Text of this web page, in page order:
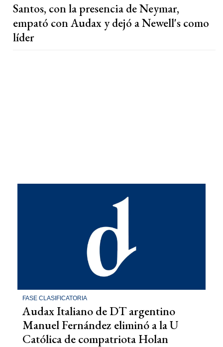
Santos, con la presencia de Neymar,
empató con Audax y dejó a Newell's como
líder
FASE CLASIFICATORIA
Audax Italiano de DT argentino
Manuel Fernández eliminó a la U
Católica de compatriota Holan